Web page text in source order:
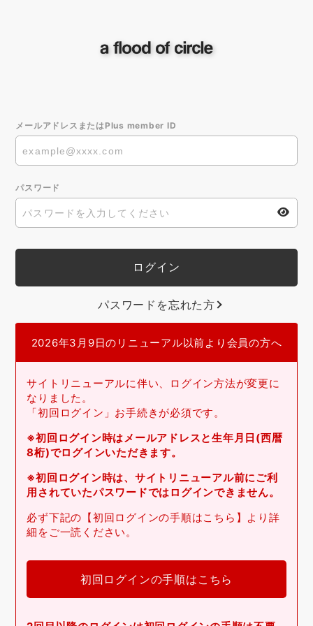
メールアドレスまたはPlus member ID
パスワード
パスワードを忘れた方
2026年3月9日のリニューアル以前より会員の方へ
サイトリニューアルに伴い、ログイン方法が変更に
なりました。
「初回ログイン」お手続きが必須です。
※初回ログイン時はメールアドレスと生年月日(西暦
8桁)でログインいただきます。
※初回ログイン時は、サイトリニューアル前にご利
用されていたパスワードではログインできません。
必ず下記の【初回ログインの手順はこちら】より詳
細をご一読ください。
初回ログインの手順はこちら